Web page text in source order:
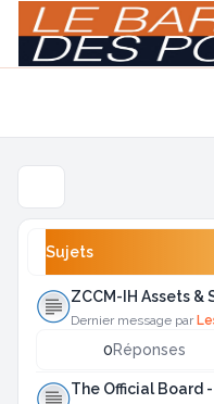
Sujets
ZCCM-IH Assets &
Dernier message par
0Réponses
The Official Board